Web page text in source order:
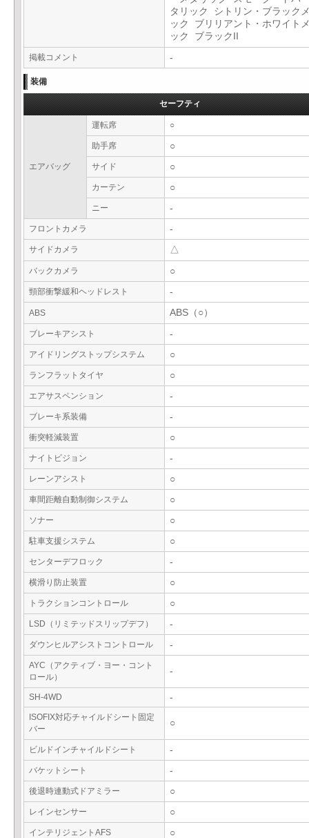
タリック シトリン・ブラック
ック ブリリアント・ホワイト
ック ブラックII
掲載コメント -
装備
セーフティ
エアバッグ
運転席 ○
助手席 ○
サイド ○
カーテン ○
ニー -
フロントカメラ -
サイドカメラ △
バックカメラ ○
頸部衝撃緩和ヘッドレスト -
ABS ABS（○）
ブレーキアシスト -
アイドリングストップシステム ○
ランフラットタイヤ ○
エアサスペンション -
ブレーキ系装備 -
衝突軽減装置 ○
ナイトビジョン -
レーンアシスト ○
車間距離自動制御システム ○
ソナー ○
駐車支援システム ○
センターデフロック -
横滑り防止装置 ○
トラクションコントロール ○
LSD（リミテッドスリップデフ） -
ダウンヒルアシストコントロール -
AYC（アクティブ・ヨー・コント
ロール）
-
SH-4WD -
ISOFIX対応チャイルドシート固定
バー
○
ビルドインチャイルドシート -
バケットシート -
後退時連動式ドアミラー ○
レインセンサー ○
インテリジェントAFS ○